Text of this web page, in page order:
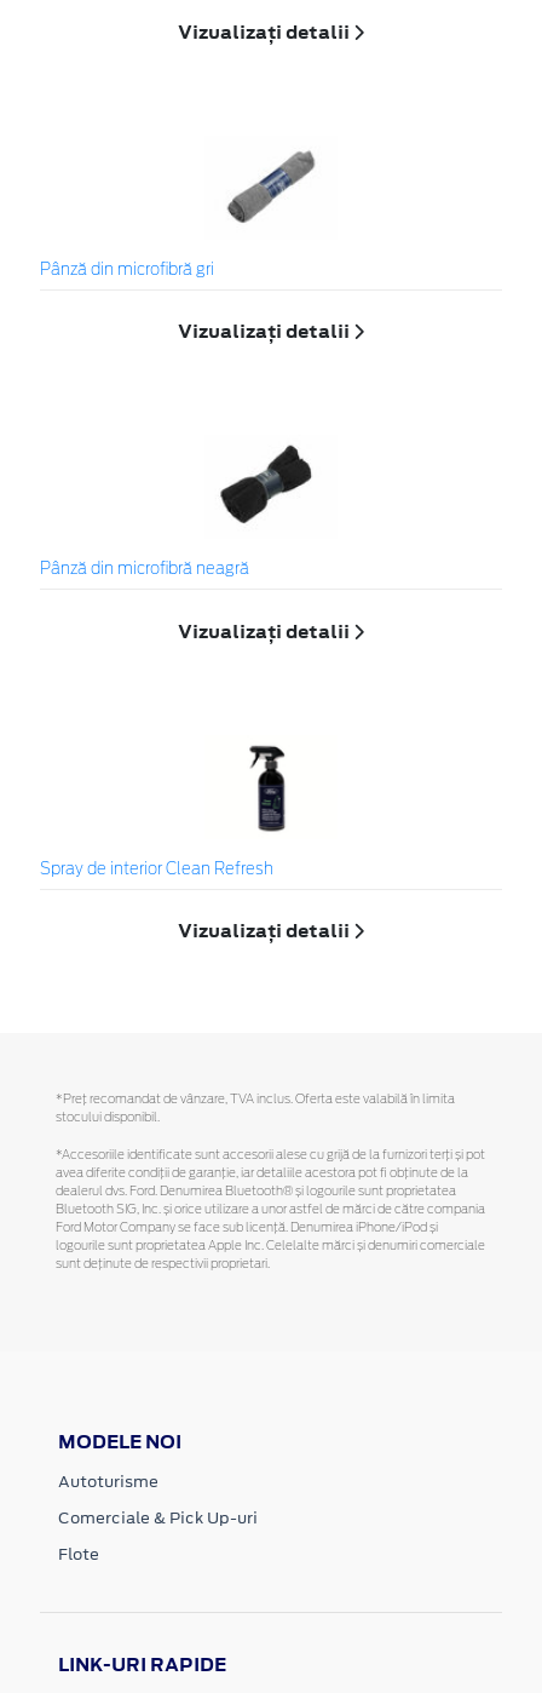
Vizualizați detalii
Pânză din microfibră gri
Vizualizați detalii
Pânză din microfibră neagră
Vizualizați detalii
Spray de interior Clean Refresh
Vizualizați detalii
*Preţ recomandat de vânzare, TVA inclus. Oferta este valabilă în limita
stocului disponibil.
*Accesoriile identificate sunt accesorii alese cu grijă de la furnizori terți și pot
avea diferite condiții de garanție, iar detaliile acestora pot fi obținute de la
dealerul dvs. Ford. Denumirea Bluetooth® și logourile sunt proprietatea
Bluetooth SIG, Inc. și orice utilizare a unor astfel de mărci de către compania
Ford Motor Company se face sub licență. Denumirea iPhone/iPod și
logourile sunt proprietatea Apple Inc. Celelalte mărci și denumiri comerciale
sunt deținute de respectivii proprietari.
MODELE NOI
Autoturisme
Comerciale & Pick Up-uri
Flote
LINK-URI RAPIDE